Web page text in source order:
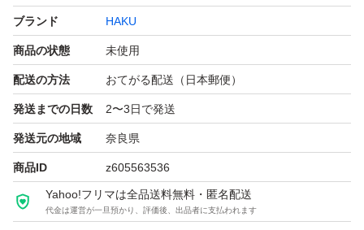
ブランド HAKU
商品の状態 未使用
配送の方法 おてがる配送（日本郵便）
発送までの日数 2〜3日で発送
発送元の地域 奈良県
商品ID z605563536
Yahoo!フリマは全品送料無料・匿名配送
代金は運営が一旦預かり、評価後、出品者に支払われます